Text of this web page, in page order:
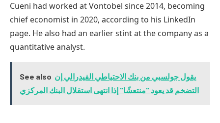
Cueni had worked at Vontobel since 2014, becoming
chief economist in 2020, according to his LinkedIn
page. He also had an earlier stint at the company as a
quantitative analyst.
See also يقول جولسبي من بنك الاحتياطي الفيدرالي إن
التضخم قد يعود "منتعشًا" إذا انتهى استقلال البنك المركزي